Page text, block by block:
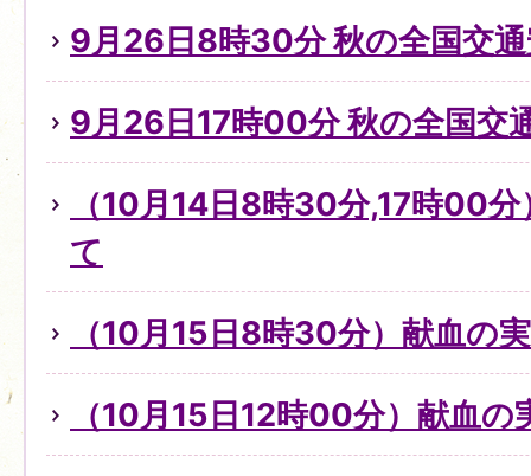
9月26日8時30分 秋の全国交
9月26日17時00分 秋の全国交
（10月14日8時30分,17時00
て
（10月15日8時30分）献血の
（10月15日12時00分）献血の